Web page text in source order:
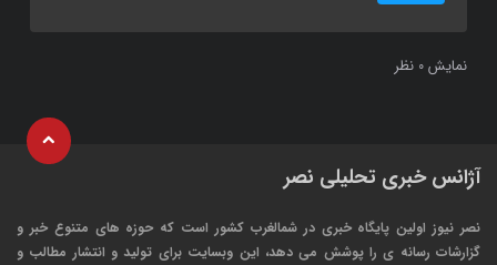
نمایش 0 نظر
آژانس خبری تحلیلی نصر
نصر نیوز اولین پایگاه خبری در شمالغرب کشور است که حوزه های متنوع خبر و
گزارشات رسانه ی را پوشش می دهد، این وبسایت برای تولید و انتشار مطالب و